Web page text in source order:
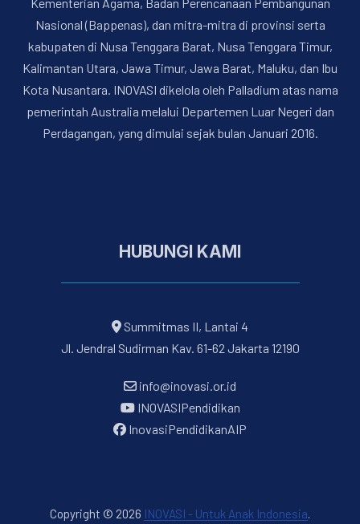
Nasional (Bappenas), dan mitra-mitra di provinsi serta
kabupaten di Nusa Tenggara Barat, Nusa Tenggara Timur,
Kalimantan Utara, Jawa Timur, Jawa Barat, Maluku, dan Ibu
Kota Nusantara. INOVASI dikelola oleh Palladium atas nama
pemerintah Australia melalui Departemen Luar Negeri dan
Perdagangan, yang dimulai sejak bulan Januari 2016.
HUBUNGI KAMI
Summitmas II, Lantai 4
Jl. Jendral Sudirman Kav. 61-62 Jakarta 12190
info@inovasi.or.id
INOVASIPendidikan
InovasiPendidikanAIP
Copyright © 2026 INOVASI - Untuk Anak Indonesia.